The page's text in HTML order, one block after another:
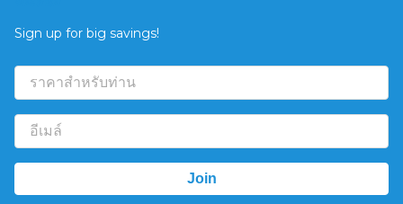
Sign up for big savings!